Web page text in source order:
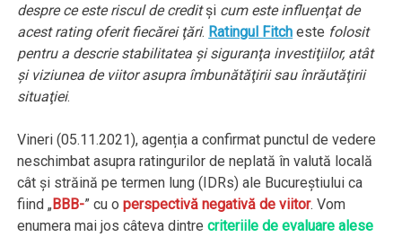
despre ce este riscul de creditşi cum este influenţat de
acest rating oferit fiecărei ţări. Ratingul Fitch este folosit
pentru a descrie stabilitatea şi siguranţa investiţiilor, atât
şi viziunea de viitor asupra îmbunătăţirii sau înrăutăţirii
situaţiei.
Vineri (05.11.2021), agenția a confirmat punctul de vedere
neschimbat asupra ratingurilor de neplată în valută locală
cât şi străină pe termen lung (IDRs) ale Bucureştiului ca
fiind „BBB-” cu operspectivă negativă de viitor. Vom
enumera mai jos câteva dintrecriteriile de evaluare alese